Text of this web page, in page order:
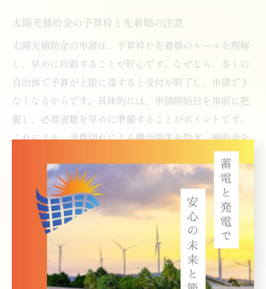
太陽光補助金の予算枠と先着順の注意
太陽光補助金の申請は、予算枠や先着順のルールを理解
し、早めに行動することが肝心です。なぜなら、多くの
自治体で予算が上限に達すると受付が終了し、申請でき
なくなるからです。具体的には、申請開始日を事前に把
握し、必要書類を早めに準備することがポイントです。
これにより、予算切れによる機会損失を防ぎ、補助金を
省エネも叶う太陽光補助金の
選び方
太陽光と省エネ家電補助金の賢い併用法